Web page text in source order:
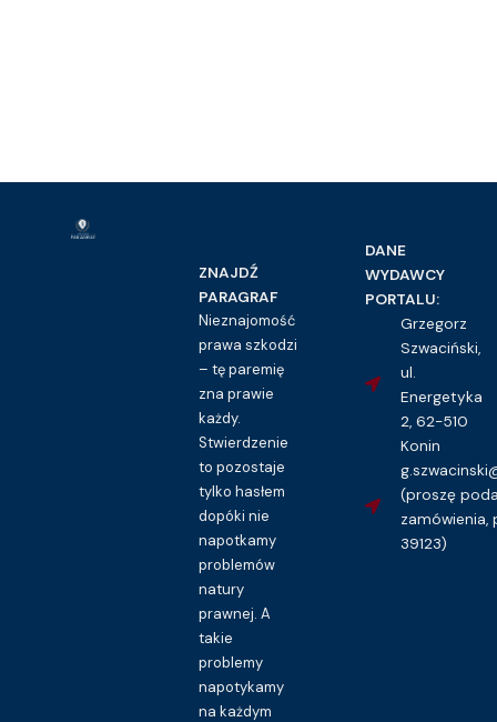
ZNAJDŹ
PARAGRAF
Nieznajomość
prawa szkodzi
– tę paremię
zna prawie
każdy.
Stwierdzenie
to pozostaje
tylko hasłem
dopóki nie
napotkamy
problemów
natury
prawnej. A
takie
problemy
napotykamy
na każdym
DANE
WYDAWCY
PORTALU:
Grzegorz
Szwaciński,
ul.
Energetyka
2, 62-510
Konin
(proszę
zamówienia,
39123)